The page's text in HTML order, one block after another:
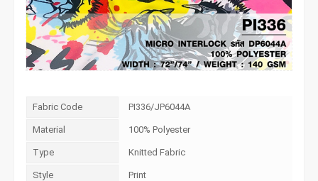
Fabric Code PI336/JP6044A
Material 100% Polyester
Type Knitted Fabric
Style Print